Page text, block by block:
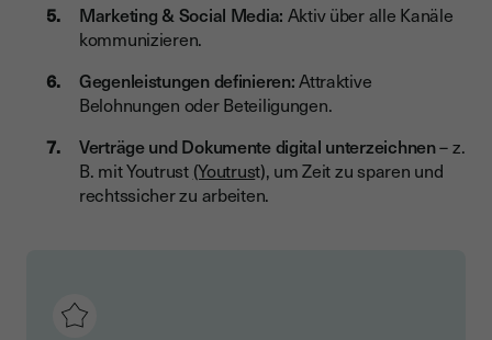
Marketing & Social Media: Aktiv über alle Kanäle
kommunizieren.
Gegenleistungen definieren:Attraktive
Belohnungen oder Beteiligungen.
Verträge und Dokumente digital unterzeichnen– z.
B. mit Youtrust (Youtrust), um Zeit zu sparen und
rechtssicher zu arbeiten.